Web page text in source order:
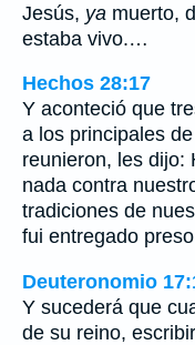
Jesús, ya muerto,
estaba vivo.…
Hechos 28:17
Y aconteció que
a los principales
reunieron, les dijo:
nada contra
tradiciones de
fui entregado
Deuteronomio
Y sucederá que
de su reino,